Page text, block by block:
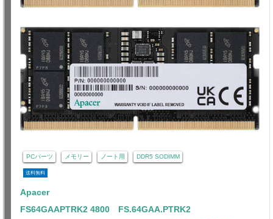
PCパーツ メモリー ノート用 DDR5 SODIMM
送料無料
Apacer
FS64GAAPTRK2 4800 FS.64GAA.PTRK2